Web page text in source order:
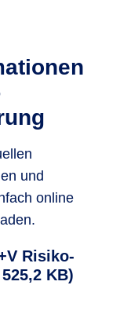
und
online
Risiko-
KB)